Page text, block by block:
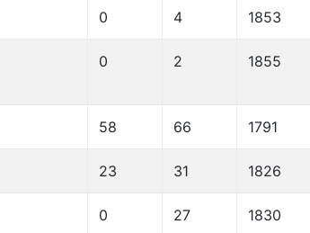
0 4 1853
0 2 1855
58 66 1791
23 31 1826
0 27 1830